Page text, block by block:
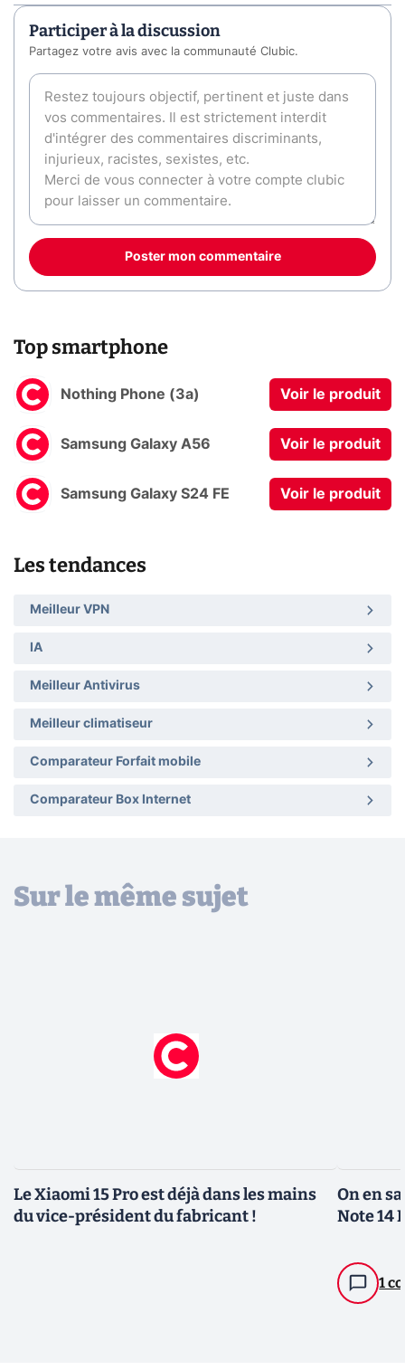
Participer à la discussion
Partagez votre avis avec la communauté Clubic.
Poster mon commentaire
Top smartphone
Nothing Phone (3a) Voir le produit
Samsung Galaxy A56 Voir le produit
Samsung Galaxy S24 FE Voir le produit
Les tendances
Meilleur VPN
IA
Meilleur Antivirus
Meilleur climatiseur
Comparateur Forfait mobile
Comparateur Box Internet
Sur le même sujet
Le Xiaomi 15 Pro est déjà dans les mains
du vice-président du fabricant !
On en
Note 14
1